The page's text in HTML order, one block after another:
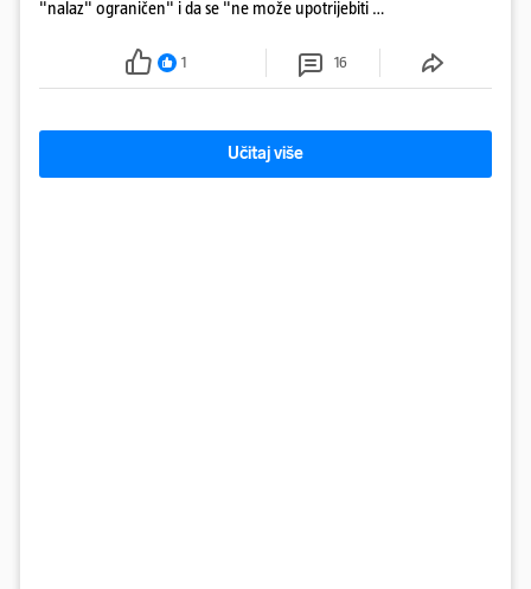
"nalaz" ograničen" i da se "ne može upotrijebiti za
ga je naručio Uskok i da je dio spisa
1 16
Učitaj više